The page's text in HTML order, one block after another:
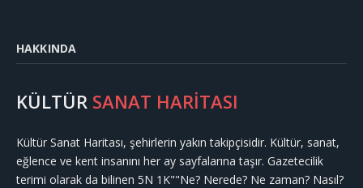
HAKKINDA
KÜLTÜR SANAT HARİTASI
Kültür Sanat Haritası, şehirlerin yakın takipçisidir. Kültür, sanat,
eğlence ve kent insanını her ay sayfalarına taşır. Gazetecilik
terimi olarak da bilinen 5N 1K""Ne? Nerede? Ne zaman? Nasıl?